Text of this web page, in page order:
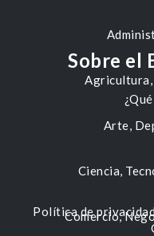
Agricultura,
Arte,
Ciencia,
Comercio,
Sobre el
Política de